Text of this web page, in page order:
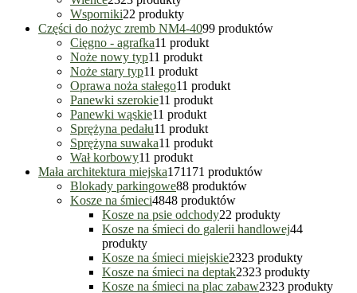
Wsporniki22 produkty
Części do nożyc zremb NM4-4099 produktów
Cięgno - agrafka11 produkt
Noże nowy typ11 produkt
Noże stary typ11 produkt
Oprawa noża stałego11 produkt
Panewki szerokie11 produkt
Panewki wąskie11 produkt
Sprężyna pedału11 produkt
Sprężyna suwaka11 produkt
Wał korbowy11 produkt
Mała architektura miejska171171 produktów
Blokady parkingowe88 produktów
Kosze na śmieci4848 produktów
Kosze na psie odchody22 produkty
Kosze na śmieci do galerii handlowej44
produkty
Kosze na śmieci miejskie2323 produkty
Kosze na śmieci na deptak2323 produkty
Kosze na śmieci na plac zabaw2323 produkty